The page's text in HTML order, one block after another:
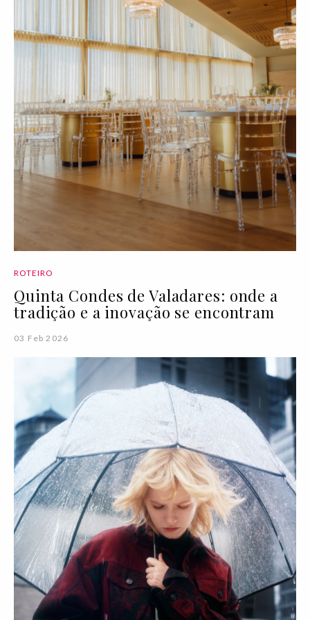
ROTEIRO
Quinta Condes de Valadares: onde a
tradição e a inovação se encontram
03 Feb 2026